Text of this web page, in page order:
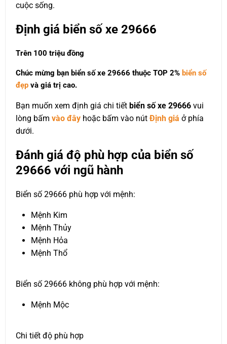
cuộc sống.
Định giá biển số xe 29666
Trên 100 triệu đồng
Chúc mừng bạn biển số xe 29666 thuộc TOP 2% biển số
đẹp và giá trị cao.
Bạn muốn xem định giá chi tiết biển số xe 29666 vui
lòng bấm vào đây hoặc bấm vào nút Định giá ở phía
dưới.
Đánh giá độ phù hợp của biển số
29666 với ngũ hành
Biển số 29666 phù hợp với mệnh:
Mệnh Kim
Mệnh Thủy
Mệnh Hỏa
Mệnh Thổ
Biển số 29666 không phù hợp với mệnh:
Mệnh Mộc
Chi tiết độ phù hợp